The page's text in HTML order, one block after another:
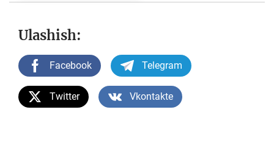
Ulashish:
Facebook Telegram
Twitter Vkontakte